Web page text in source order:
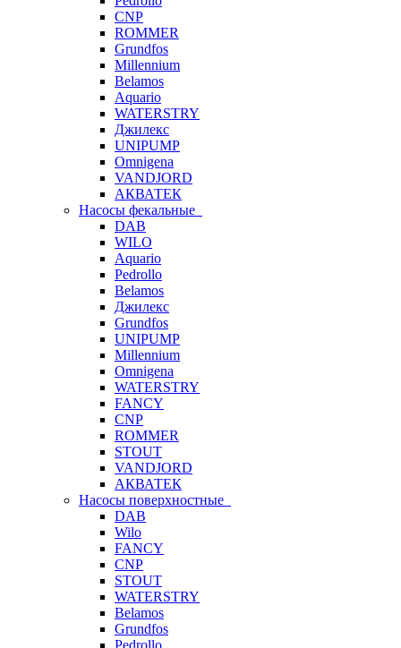
CNP
ROMMER
Grundfos
Millennium
Belamos
Aquario
WATERSTRY
Джилекс
UNIPUMP
Omnigena
VANDJORD
АКВАТЕК
Насосы фекальные
DAB
WILO
Aquario
Pedrollo
Belamos
Джилекс
Grundfos
UNIPUMP
Millennium
Omnigena
WATERSTRY
FANCY
CNP
ROMMER
STOUT
VANDJORD
АКВАТЕК
Насосы поверхностные
DAB
Wilo
FANCY
CNP
STOUT
WATERSTRY
Belamos
Grundfos
Pedrollo